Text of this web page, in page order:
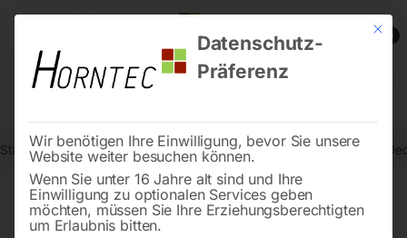
0
Start Schweisstechnologie Arbeitsschutz / Schweißerschutz
Mit
Datenschutz-
Präferenz
Wir benötigen Ihre Einwilligung, bevor Sie unsere
Website weiter besuchen können.
Wenn Sie unter 16 Jahre alt sind und Ihre
Einwilligung zu optionalen Services geben
möchten, müssen Sie Ihre Erziehungsberechtigten
um Erlaubnis bitten.